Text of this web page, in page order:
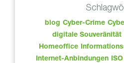
blog Cyber-Crime
digitale Souveränität
Homeoffice
Internet-Anbindungen ISO